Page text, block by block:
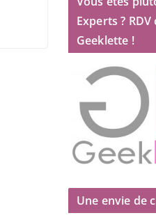
Experts ? RDV
Geeklette !
Une envie de